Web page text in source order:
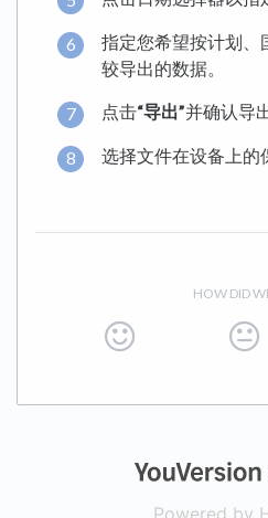
指定您希望按计划、
较导出的数据。
点击“导出”并确认导
选择文件在设备上的
HOW DID
Powered by